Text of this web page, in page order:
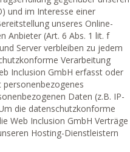
und im Interesse einer
unseres Online-
Anbieter (Art. 6 Abs. 1 lit. f
Server verbleiben zu jedem
Verarbeitung
Inclusion GmbH erfasst oder
Daten (z.B. IP-
die datenschutzkonforme
Web Inclusion GmbH Verträge
Hosting-Dienstleistern